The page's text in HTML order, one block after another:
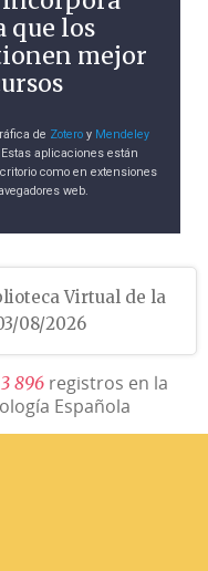
que los
mejor
de Zoteroy Mendeley
aplicaciones están
como en extensiones
web.
Virtual de la
08/2026
3 896registros en la
Española